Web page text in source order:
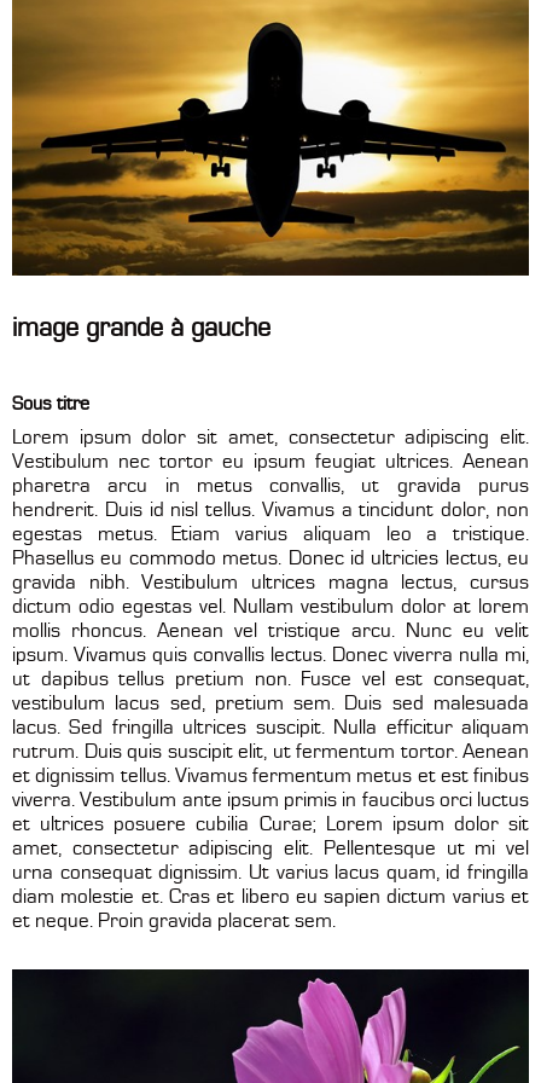
image grande à gauche
Sous titre
Lorem ipsum dolor sit amet, consectetur adipiscing elit.
Vestibulum nec tortor eu ipsum feugiat ultrices. Aenean
pharetra arcu in metus convallis, ut gravida purus
hendrerit. Duis id nisl tellus. Vivamus a tincidunt dolor, non
egestas metus. Etiam varius aliquam leo a tristique.
Phasellus eu commodo metus. Donec id ultricies lectus, eu
gravida nibh. Vestibulum ultrices magna lectus, cursus
dictum odio egestas vel. Nullam vestibulum dolor at lorem
mollis rhoncus. Aenean vel tristique arcu. Nunc eu velit
ipsum. Vivamus quis convallis lectus. Donec viverra nulla mi,
ut dapibus tellus pretium non. Fusce vel est consequat,
vestibulum lacus sed, pretium sem. Duis sed malesuada
lacus. Sed fringilla ultrices suscipit. Nulla efficitur aliquam
rutrum. Duis quis suscipit elit, ut fermentum tortor. Aenean
et dignissim tellus. Vivamus fermentum metus et est finibus
viverra. Vestibulum ante ipsum primis in faucibus orci luctus
et ultrices posuere cubilia Curae; Lorem ipsum dolor sit
amet, consectetur adipiscing elit. Pellentesque ut mi vel
urna consequat dignissim. Ut varius lacus quam, id fringilla
diam molestie et. Cras et libero eu sapien dictum varius et
et neque. Proin gravida placerat sem.